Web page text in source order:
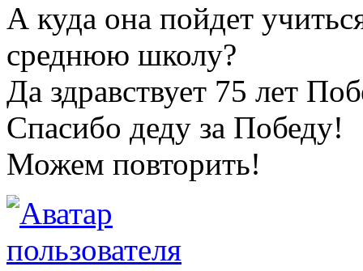
А куда она пойдет
среднюю школу?
Да здравствует 75 лет
Спасибо деду за Победу!
Можем повторить!